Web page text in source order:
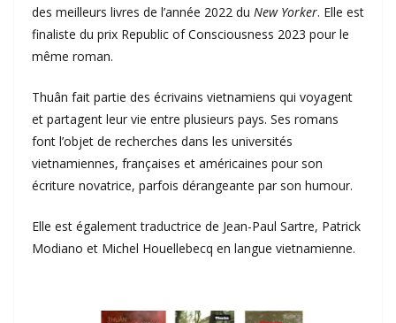
des meilleurs livres de l’année 2022 du New Yorker. Elle est
finaliste du prix Republic of Consciousness 2023 pour le
même roman.
Thuân fait partie des écrivains vietnamiens qui voyagent
et partagent leur vie entre plusieurs pays. Ses romans
font l’objet de recherches dans les universités
vietnamiennes, françaises et américaines pour son
écriture novatrice, parfois dérangeante par son humour.
Elle est également traductrice de Jean-Paul Sartre, Patrick
Modiano et Michel Houellebecq en langue vietnamienne.